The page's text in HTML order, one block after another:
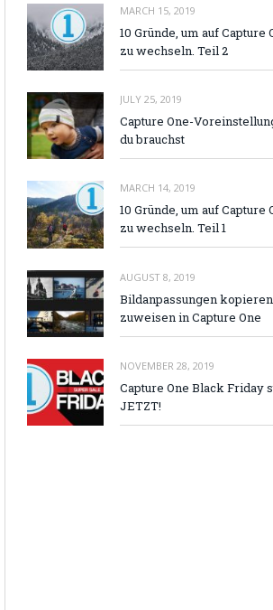
MARCH 15, 2019
10 Gründe, um auf Capture
zu wechseln. Teil 2
JULY 25, 2019
Capture One-
du brauchst
MARCH 14, 2019
10 Gründe, um auf Capture
zu wechseln. Teil 1
AUGUST 8, 2019
Bildanpassungen
zuweisen in Capture One
NOVEMBER 28, 2019
Capture One Black Friday
JETZT!